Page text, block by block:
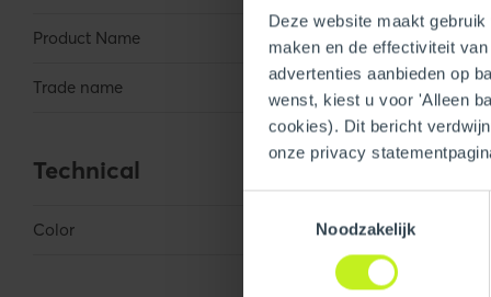
Deze website maakt
maken en de effectiviteit
advertenties aanbieden op
wenst, kiest u voor 'Alleen
cookies). Dit bericht
onze privacy
Noodzakelijk
Product Name 12" Bird Screens
Trade name InnoFlue
Technical
Color Silver